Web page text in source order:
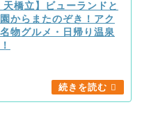
天橋立】ビューランドと
からまたのぞき！アク
物グルメ・日帰り温泉